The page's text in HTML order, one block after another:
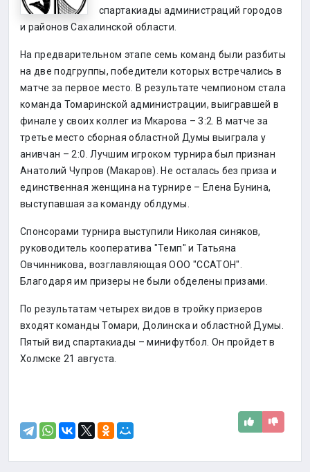
спартакиады администраций городов
и районов Сахалинской области.
На предварительном этапе семь команд были разбиты
на две подгруппы, победители которых встречались в
матче за первое место. В результате чемпионом стала
команда Томаринской администрации, выигравшей в
финале у своих коллег из Мкарова – 3:2. В матче за
третье место сборная областной Думы выиграла у
анивчан – 2:0. Лучшим игроком турнира был признан
Анатолий Чупров (Макаров). Не осталась без приза и
единственная женщина на турнире – Елена Бунина,
выступавшая за команду облдумы.
Спонсорами турнира выступили Николая синяков,
руководитель кооператива "Темп" и Татьяна
Овчинникова, возглавляющая ООО "ССАТОН".
Благодаря им призеры не были обделены призами.
По результатам четырех видов в тройку призеров
входят команды Томари, Долинска и областной Думы.
Пятый вид спартакиады – минифутбол. Он пройдет в
Холмске 21 августа.